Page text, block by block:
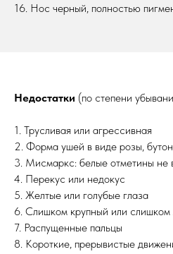
16. Нос черный, полностью
Недостатки (по степени
1. Трусливая или агрессивная
2. Форма ушей в виде розы,
3. Мисмаркс: белые отметины не
4. Перекус или недокус
5. Желтые или голубые глаза
6. Слишком крупный или слишком
7. Распущенные пальцы
8. Короткие, прерывистые